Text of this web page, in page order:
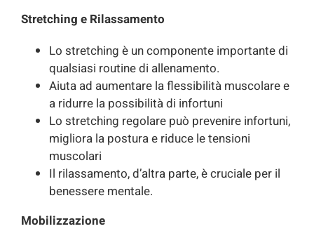
Stretching e Rilassamento
Lo stretching è un componente importante di
qualsiasi routine di allenamento.
Aiuta ad aumentare la flessibilità muscolare e
a ridurre la possibilità di infortuni
Lo stretching regolare può prevenire infortuni,
migliora la postura e riduce le tensioni
muscolari
Il rilassamento, d’altra parte, è cruciale per il
benessere mentale.
Mobilizzazione